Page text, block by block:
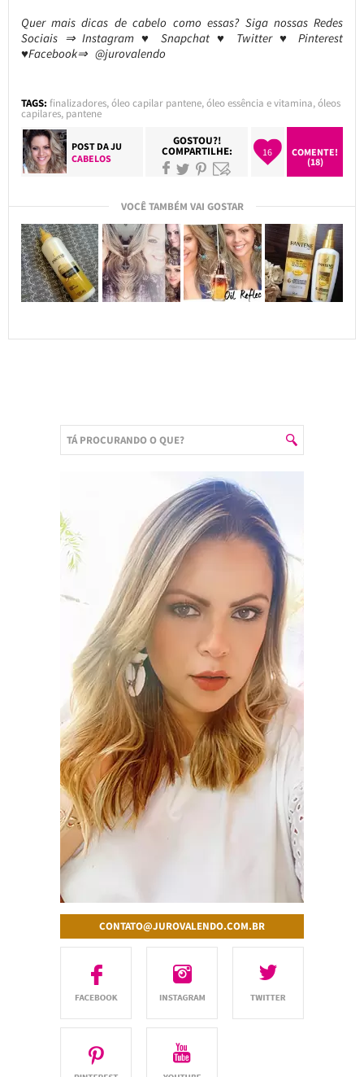
Quer mais dicas de cabelo como essas? Siga nossas Redes
Sociais ⇒ Instagram ♥ Snapchat ♥ Twitter ♥ Pinterest
♥Facebook⇒ @jurovalendo
TAGS: finalizadores,óleo capilar pantene,óleo essência e vitamina,óleos
capilares, pantene
POST DAJU
CABELOS
GOSTOU?!
COMPARTILHE: 16
COMENTE!
(18)
VOCÊ TAMBÉM VAI GOSTAR
CONTATO@JUROVALENDO.COM.BR